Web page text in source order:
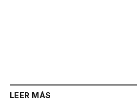
LEER MÁS